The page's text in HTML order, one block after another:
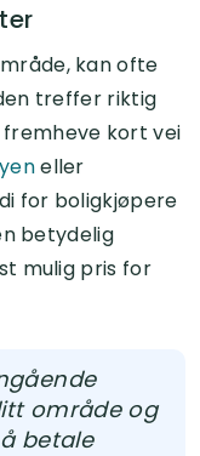
kan ofte
treffer riktig
kort vei
eller
for boligkjøpere
betydelig
mulig pris for
område og
betale